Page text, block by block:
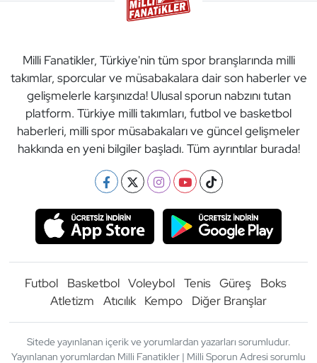
Milli Fanatikler, Türkiye'nin tüm spor branşlarında milli
takımlar, sporcular ve müsabakalara dair son haberler ve
gelişmelerle karşınızda! Ulusal sporun nabzını tutan
platform. Türkiye milli takımları, futbol ve basketbol
haberleri, milli spor müsabakaları ve güncel gelişmeler
hakkında en yeni bilgiler başladı. Tüm ayrıntılar burada!
Futbol Basketbol Voleybol Tenis Güreş
Boks
Atletizm
Atıcılık Kempo Diğer Branşlar
Sitede yayınlanan içerik ve yorumlardan yazarları sorumludur.
Yayınlanan yorumlardan Milli Fanatikler | Milli Sporun Adresi sorumlu